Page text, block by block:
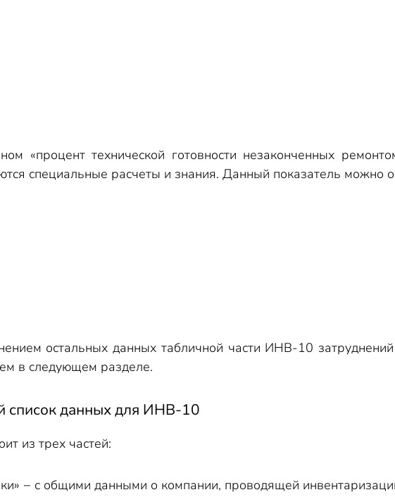
«процент технической готовности незаконченных
специальные расчеты и знания. Данный показатель можно
остальных данных табличной части ИНВ-10
в следующем разделе.
список данных для ИНВ-10
из трех частей:
− с общими данными о компании, проводящей